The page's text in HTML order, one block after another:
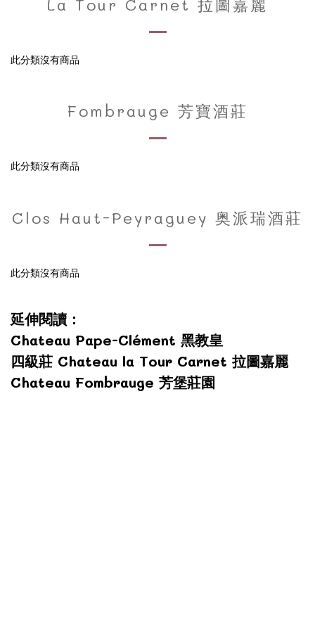
La Tour Carnet 拉圖嘉麗
此分類沒有商品
Fombrauge 芳寶酒莊
此分類沒有商品
Clos Haut-Peyraguey 奥派瑞酒莊
此分類沒有商品
延伸閱讀：
Chateau Pape-Clément 黑教皇
四級莊 Chateau la Tour Carnet 拉圖嘉麗
Chateau Fombrauge 芳堡莊園